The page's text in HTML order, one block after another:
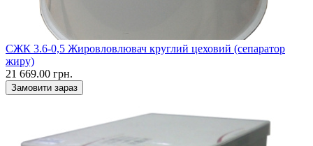
СЖК 3.6-0,5 Жировловлювач круглий цеховий (сепаратор
жиру)
21 669.00 грн.
Замовити зараз